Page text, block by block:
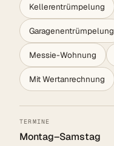
Kellerentrümpelung
Garagenentrümpelung
Messie-Wohnung
Mit Wertanrechnung
TERMINE
Montag–Samstag